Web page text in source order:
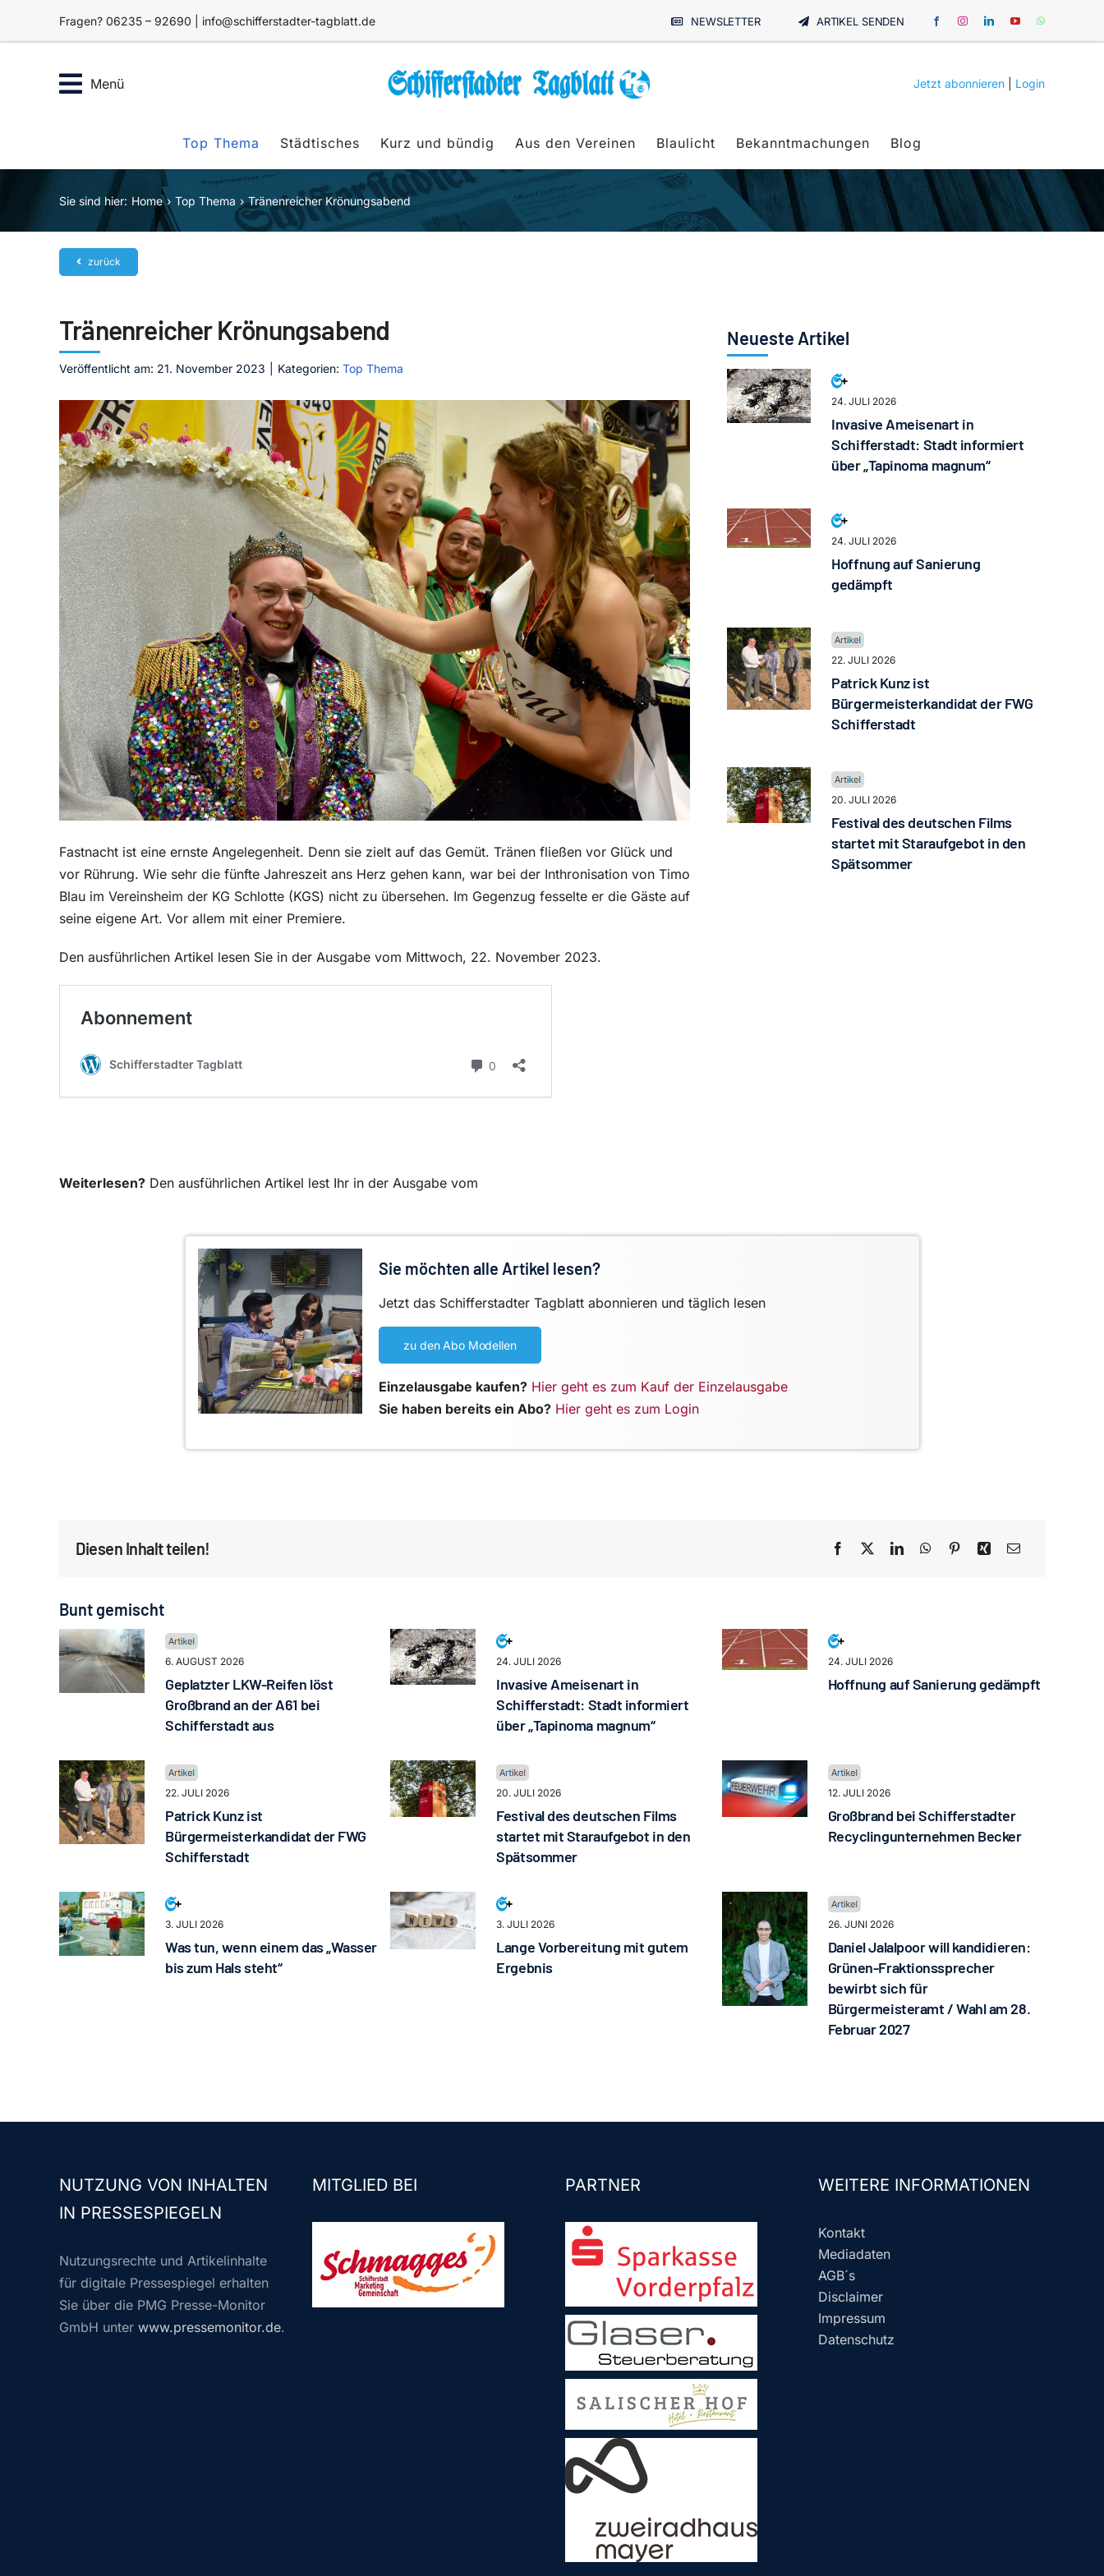
Fragen? 06235 – 92690 | info@schifferstadter-tagblatt.de NEWSLETTER ARTIKEL SENDEN
Menü Jetzt abonnieren Login
Top Thema Städtisches Kurz und bündig Aus den Vereinen Blaulicht Bekanntmachungen Blog
Sie sind hier: Home Top Thema Tränenreicher Krönungsabend
zurück
Tränenreicher Krönungsabend
Veröffentlicht am: 21. November 2023 Kategorien: Top Thema
Fastnacht ist eine ernste Angelegenheit. Denn sie zielt auf das Gemüt. Tränen fließen vor Glück und
vor Rührung. Wie sehr die fünfte Jahreszeit ans Herz gehen kann, war bei der Inthronisation von Timo
Blau im Vereinsheim der KG Schlotte (KGS) nicht zu übersehen. Im Gegenzug fesselte er die Gäste auf
seine eigene Art. Vor allem mit einer Premiere.
Den ausführlichen Artikel lesen Sie in der Ausgabe vom Mittwoch, 22. November 2023.
Weiterlesen? Den ausführlichen Artikel lest Ihr in der Ausgabe vom
Neueste Artikel
24. JULI 2026
Invasive Ameisenart in
Schifferstadt: Stadt informiert
über „Tapinoma magnum“
24. JULI 2026
Hoffnung auf Sanierung
gedämpft
22. JULI 2026
Patrick Kunz ist
Bürgermeisterkandidat der FWG
Schifferstadt
20. JULI 2026
Festival des deutschen Films
startet mit Staraufgebot in den
Spätsommer
Sie möchten alle Artikel lesen?
Jetzt das Schifferstadter Tagblatt abonnieren und täglich lesen
zu den Abo Modellen
Einzelausgabe kaufen? Hier geht es zum Kauf der Einzelausgabe
Sie haben bereits ein Abo? Hier geht es zum Login
Diesen Inhalt teilen!
Bunt gemischt
6. AUGUST 2026
Geplatzter LKW-Reifen löst
Großbrand an der A61 bei
Schifferstadt aus
24. JULI 2026
Invasive Ameisenart in
Schifferstadt: Stadt informiert
über „Tapinoma magnum“
24. JULI 2026
Hoffnung auf Sanierung gedämpft
22. JULI 2026
Patrick Kunz ist
Bürgermeisterkandidat der FWG
Schifferstadt
20. JULI 2026
Festival des deutschen Films
startet mit Staraufgebot in den
Spätsommer
12. JULI 2026
Großbrand bei Schifferstadter
Recyclingunternehmen Becker
3. JULI 2026
Was tun, wenn einem das „Wasser
bis zum Hals steht“
3. JULI 2026
Lange Vorbereitung mit gutem
Ergebnis
26. JUNI 2026
Daniel Jalalpoor will kandidieren:
Grünen-Fraktionssprecher
bewirbt sich für
Bürgermeisteramt / Wahl am 28.
Februar 2027
NUTZUNG VON INHALTEN
IN PRESSESPIEGELN
Nutzungsrechte und Artikelinhalte
für digitale Pressespiegel erhalten
Sie über die PMG Presse-Monitor
GmbH unter www.pressemonitor.de.
MITGLIED BEI PARTNER WEITERE INFORMATIONEN
Kontakt
Mediadaten
AGB´s
Disclaimer
Impressum
Datenschutz